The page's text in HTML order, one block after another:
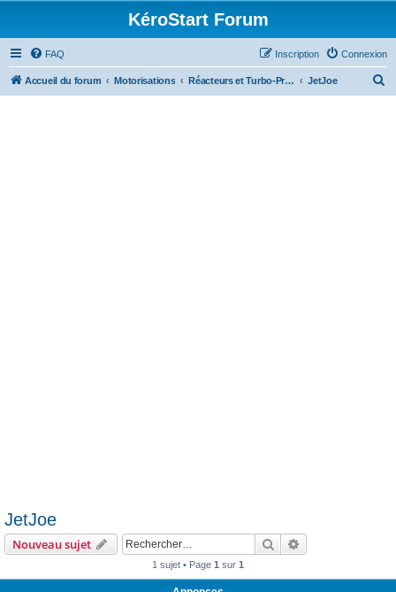
KéroStart Forum
FAQ Connexion
Inscription
Accueil du forum Motorisations Réacteurs et Turbo-Propulseurs JetJoe
JetJoe
Nouveau sujet Rechercher
1 sujet • Page 1 sur 1